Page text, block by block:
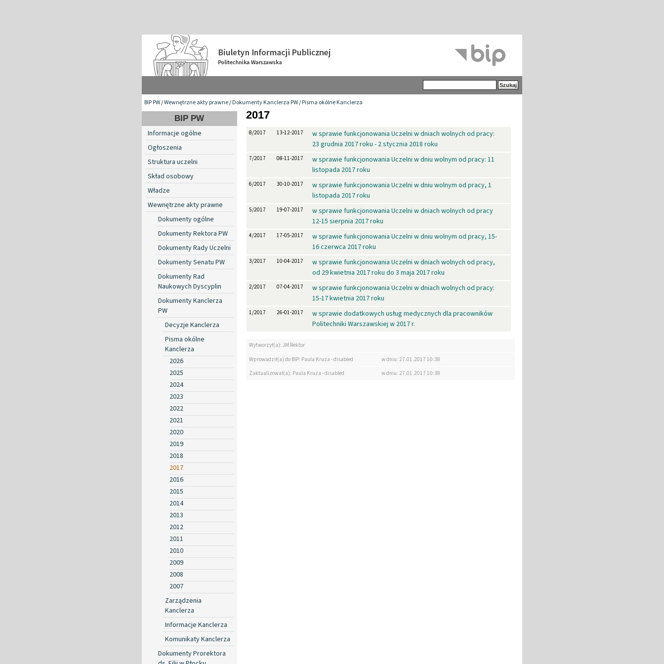
BIP PW/Wewnętrzne akty prawne/Dokumenty Kanclerza PW/Pisma okólne Kanclerza
BIP PW
Informacje ogólne
Ogłoszenia
Struktura uczelni
Skład osobowy
Władze
Wewnętrzne akty prawne
Dokumenty ogólne
Dokumenty Rektora PW
Dokumenty Rady Uczelni
Dokumenty Senatu PW
Dokumenty Rad
Naukowych Dyscyplin
Dokumenty Kanclerza
PW
Decyzje Kanclerza
Pisma okólne
Kanclerza
2026
2025
2024
2023
2022
2021
2020
2019
2018
2017
2016
2015
2014
2013
2012
2011
2010
2009
2008
2007
Zarządzenia
Kanclerza
Informacje Kanclerza
Komunikaty Kanclerza
Dokumenty Prorektora
2017
8/2017 13-12-2017
w sprawie funkcjonowania Uczelni w dniach wolnych od pracy:
23 grudnia 2017 roku - 2 stycznia 2018 roku
7/2017 08-11-2017
w sprawie funkcjonowania Uczelni w dniu wolnym od pracy: 11
listopada 2017 roku
6/2017 30-10-2017
w sprawie funkcjonowania Uczelni w dniu wolnym od pracy, 1
listopada 2017 roku
5/2017 19-07-2017
w sprawie funkcjonowania Uczelni w dniach wolnych od pracy
12-15 sierpnia 2017 roku
4/2017 17-05-2017
w sprawie funkcjonowania Uczelni w dniu wolnym od pracy, 15-
16 czerwca 2017 roku
3/2017 10-04-2017
w sprawie funkcjonowania Uczelni w dniach wolnych od pracy,
od 29 kwietnia 2017 roku do 3 maja 2017 roku
2/2017 07-04-2017
w sprawie funkcjonowania Uczelni w dniach wolnych od pracy:
15-17 kwietnia 2017 roku
1/2017 26-01-2017
w sprawie dodatkowych usług medycznych dla pracowników
Politechniki Warszawskiej w 2017 r.
Wytworzył(a): JM Rektor
Wprowadził(a) do BIP: Paula Kruza - disabled
w dniu: 27.01.2017 10:38
Zaktualizował(a): Paula Kruza - disabled
w dniu: 27.01.2017 10:38